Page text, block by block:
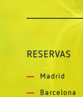
RESERVAS
Madrid
Barcelona